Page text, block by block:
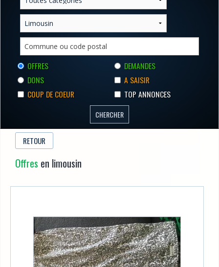
OFFRES
DEMANDES
DONS
A SAISIR
COUP DE COEUR
TOP ANNONCES
RETOUR
Offres en limousin